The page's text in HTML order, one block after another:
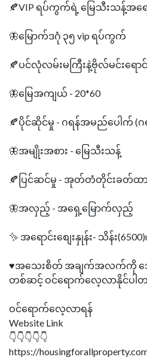
🍂VIP ရပ်ကွက်ရဲ့ မြေသီးသန့်အရေ
🦋မြောက်ဒဂုံ ၃၅ vip ရပ်ကွက်
🍂ပင်လုံလမ်းမကြီးနဲ့ဗိုလ်မင်းရေ
🦋မြေအကျယ် - 20*60
🍂ပိုင်ဆိုင်မှု - ဂရန်အမည်ပေါက် (
🦋အမျိုးအစား - မြေသီးသန့်
🍂ပြင်ဆင်မှု - အုတ်တံတိုင်းခတ်ထာ
🦋အလှည့် - အရှေ့မြောက်လှည့်
✨ အရောင်းစျေးနှုန်း- သိန်း
♥️အသေးစိတ် အချက်အလက်ကို အော
တစ်ဆင့် ဝင်ရောက်လေ့လာနိုင်ပါ
ဝင်ရောက်လေ့လာရန်
Website Link
👇👇👇👇👇
https://